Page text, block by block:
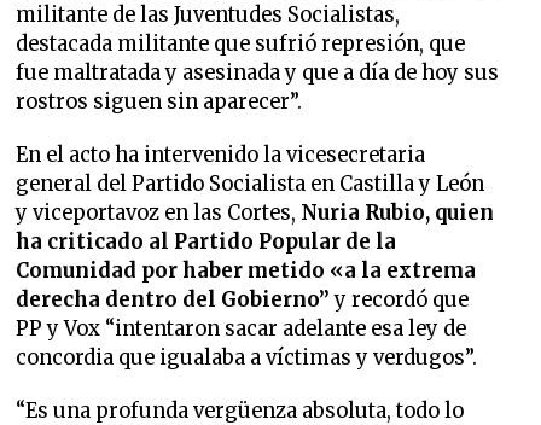
militante de las Juventudes Socialistas,
destacada militante que sufrió represión, que
fue maltratada y asesinada y que a día de hoy sus
rostros siguen sin aparecer”.
En el acto ha intervenido la vicesecretaria
general del Partido Socialista en Castilla y León
y viceportavoz en las Cortes, Nuria Rubio, quien
ha criticado al Partido Popular de la
Comunidad por haber metido «a la extrema
derecha dentro del Gobierno”y recordó que
PP y Vox “intentaron sacar adelante esa ley de
concordia que igualaba a víctimas y verdugos”.
“Es una profunda vergüenza absoluta, todo lo